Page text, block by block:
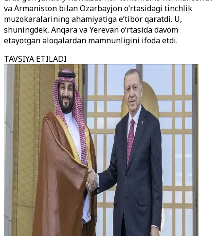
va Armaniston bilan Ozarbayjon o‘rtasidagi tinchlik
muzokaralarining ahamiyatiga e’tibor qaratdi. U,
shuningdek, Anqara va Yerevan o‘rtasida davom
etayotgan aloqalardan mamnunligini ifoda etdi.
TAVSIYA ETILADI